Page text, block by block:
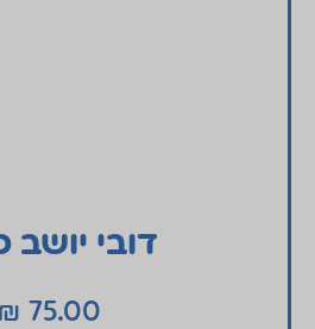
דובי יושב
75.00
₪